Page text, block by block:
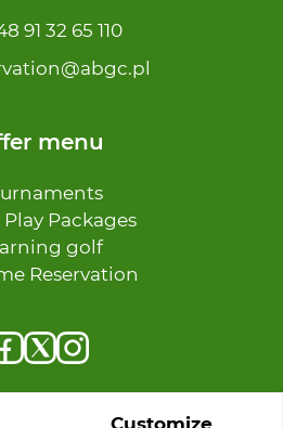
91 32 65 110
menu
Play Packages
golf
Reservation
Customize